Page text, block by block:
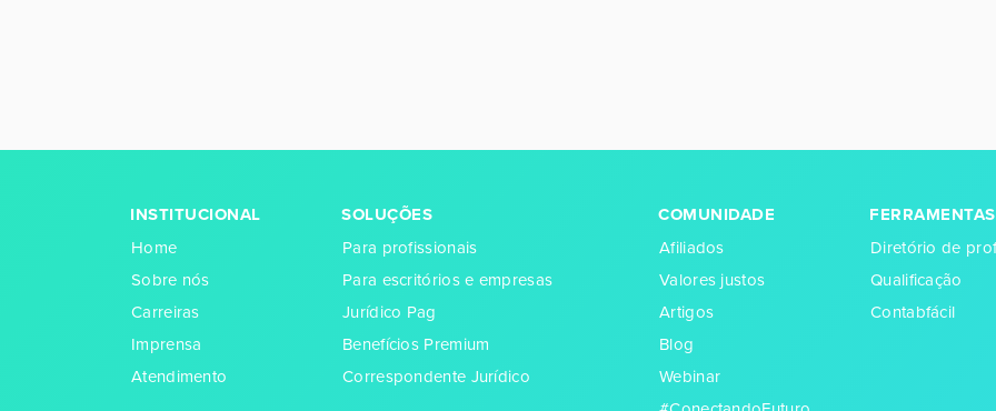
INSTITUCIONAL
Home
Sobre nós
Carreiras
Imprensa
Atendimento
SOLUÇÕES
Para profissionais
Para escritórios e empresas
Jurídico Pag
Benefícios Premium
Correspondente Jurídico
COMUNIDADE
Afiliados
Valores justos
Artigos
Blog
Webinar
FERRAMENTAS
Diretório de
Qualificação
Contabfácil